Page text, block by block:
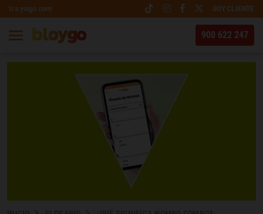
Ir a yoigo.com SOY CLIENTE
900 622 247